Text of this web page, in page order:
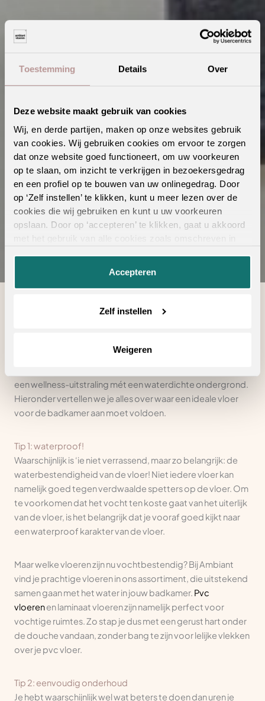
Toestemming Details Over
Deze website maakt gebruik van cookies
Wij, en derde partijen, maken op onze websites gebruik
van cookies. Wij gebruiken cookies om ervoor te zorgen
dat onze website goed functioneert, om uw voorkeuren
op te slaan, om inzicht te verkrijgen in bezoekersgedrag
en een profiel op te bouwen van uw onlinegedrag. Door
op ‘Zelf instellen’ te klikken, kunt u meer lezen over de
cookies die wij gebruiken en kunt u uw voorkeuren
opslaan. Door op ‘accepteren’ te klikken, gaat u akkoord
Accepteren
Zelf instellen
Weigeren
Ontdek deze tips voor een ideale badkamer vloer
Bekijk de collectie
Vochtvlekken op de vloer: het is de nachtmerrie van iedere
in de badkamer is daarom belangrijker dan je misschien
een wellness-uitstraling mét een waterdichte ondergrond.
Hieronder vertellen we je alles over waar een ideale vloer
voor de badkamer aan moet voldoen.
Tip 1: waterproof!
Waarschijnlijk is ‘ie niet verrassend, maar zo belangrijk: de
waterbestendigheid van de vloer! Niet iedere vloer kan
namelijk goed tegen verdwaalde spetters op de vloer. Om
te voorkomen dat het vocht ten koste gaat van het uiterlijk
van de vloer, is het belangrijk dat je vooraf goed kijkt naar
een waterproof karakter van de vloer.
Maar welke vloeren zijn nu vochtbestendig? Bij Ambiant
vind je prachtige vloeren in ons assortiment, die uitstekend
samen gaan met het water in jouw badkamer. Pvc
vloerenen laminaat vloeren zijn namelijk perfect voor
vochtige ruimtes. Zo stap je dus met een gerust hart onder
de douche vandaan, zonder bang te zijn voor lelijke vlekken
over je pvc vloer.
Tip 2: eenvoudig onderhoud
Je hebt waarschijnlijk wel wat beters te doen dan uren je